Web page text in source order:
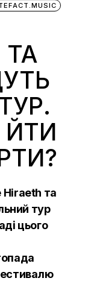
ТА
ЙТИ
Hiraeth та
тур
цього